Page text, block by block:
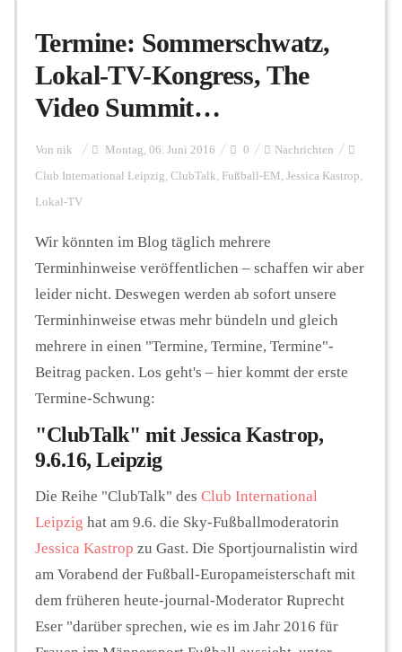
Nachrichten
Flurschelte
Personalien
FUNKTURM-Beiträge
Podcast
Seminare
Unterstützen
Termine: Sommerschwatz,
Lokal-TV-Kongress, The
Video Summit…
Von nik Montag, 06. Juni 2016 0 Nachrichten
Club International Leipzig, ClubTalk, Fußball-EM, Jessica Kastrop,
Lokal-TV
Wir könnten im Blog täglich mehrere
Terminhinweise veröffentlichen – schaffen wir aber
leider nicht. Deswegen werden ab sofort unsere
Terminhinweise etwas mehr bündeln und gleich
mehrere in einen "Termine, Termine, Termine"-
Beitrag packen. Los geht's – hier kommt der erste
Termine-Schwung:
"ClubTalk" mit Jessica Kastrop,
9.6.16, Leipzig
Die Reihe "ClubTalk" des Club International
Leipzig hat am 9.6. die Sky-Fußballmoderatorin
Jessica Kastrop zu Gast. Die Sportjournalistin wird
am Vorabend der Fußball-Europameisterschaft mit
dem früheren heute-journal-Moderator Ruprecht
Eser "darüber sprechen, wie es im Jahr 2016 für